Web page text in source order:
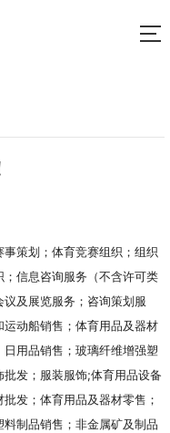
策划；体育竞赛组织；组织
信息咨询服务（不含许可类
及展览服务；咨询策划服
动船销售；体育用品及器材
用品销售；玻璃纤维增强塑
发；服装服饰;体育用品设备
发；体育用品及器材零售；
制品销售；非金属矿及制品